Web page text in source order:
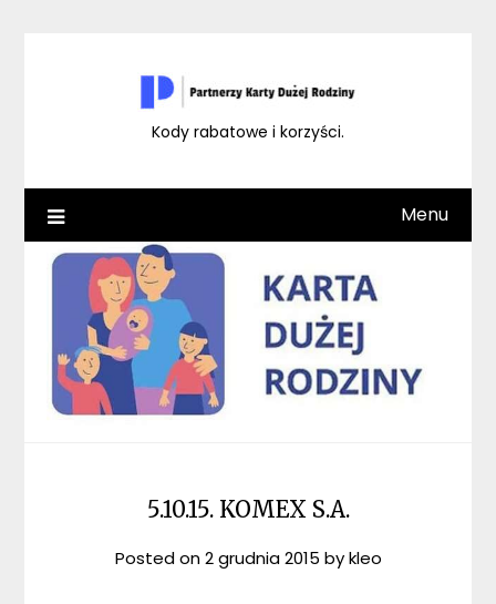
Kody rabatowe i korzyści.
Menu
5.10.15. KOMEX S.A.
Posted on2 grudnia 2015 bykleo